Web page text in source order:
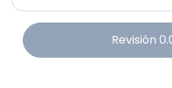
Revisión